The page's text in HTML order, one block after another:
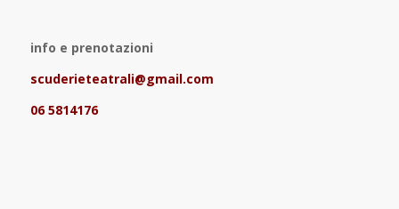
info e prenotazioni
scuderieteatrali@gmail.com
06 5814176